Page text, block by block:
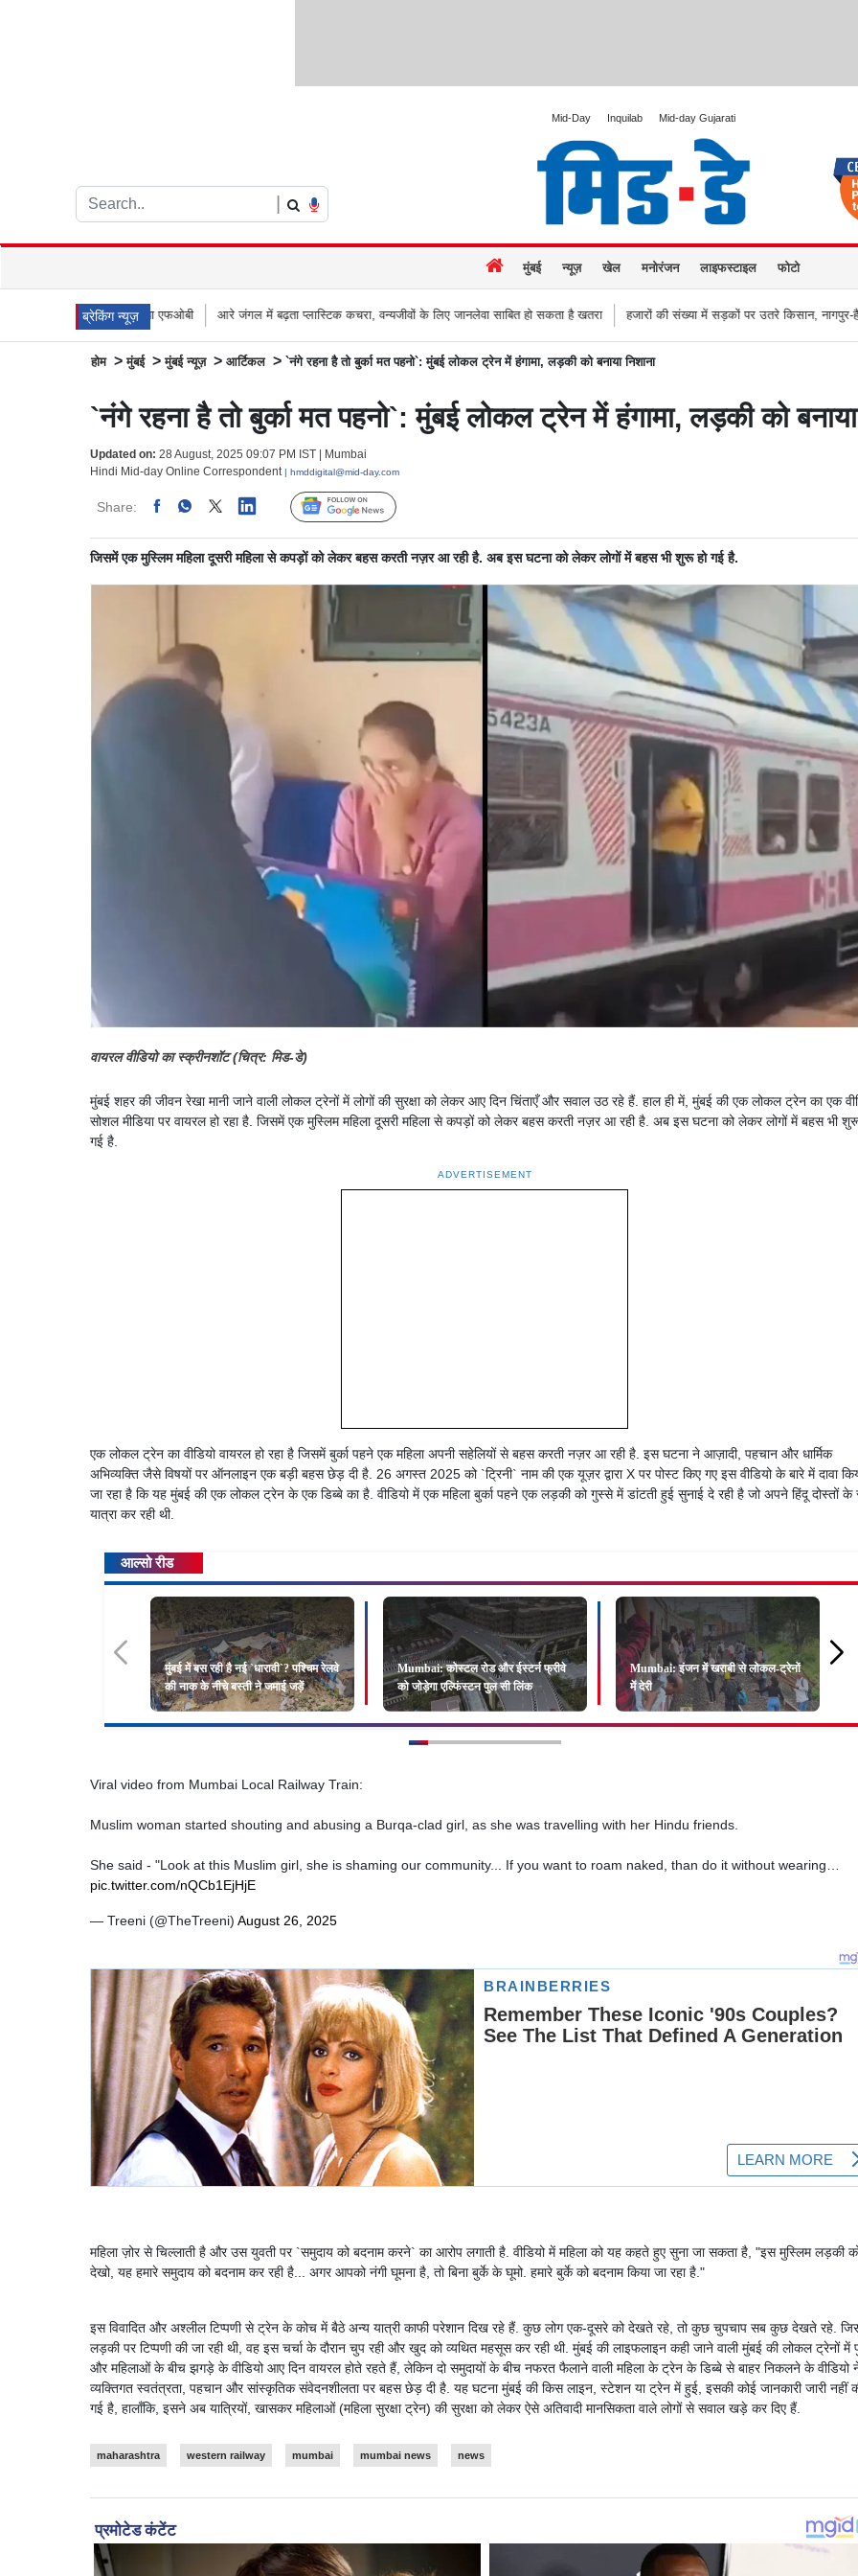
Mid-Day Inquilab Mid-day Gujarati
मुंबई न्यूज़ खेल मनोरंजन लाइफस्टाइल फोटो
ब्रेकिंग न्यूज़
66 मीटर लंबा एफओबी आरे जंगल में बढ़ता प्लास्टिक कचरा, वन्यजीवों के लिए जानलेवा साबित हो सकता है खतरा हजारों की संख्या में सड़कों पर उतरे किसान, नागपुर-हैदराबाद
होम >मुंबई >मुंबई न्यूज़ > आर्टिकल > `नंगे रहना है तो बुर्का मत पहनो`: मुंबई लोकल ट्रेन में हंगामा, लड़की को बनाया निशाना
`नंगे रहना है तो बुर्का मत पहनो`: मुंबई लोकल ट्रेन में हंगामा, लड़की को बनाया
Updated on: 28 August, 2025 09:07 PM IST | Mumbai
Hindi Mid-day Online Correspondent
| hmddigital@mid-day.com
Share: Linked Follow Us
जिसमें एक मुस्लिम महिला दूसरी महिला से कपड़ों को लेकर बहस करती नज़र आ रही है. अब इस घटना को लेकर लोगों में बहस भी शुरू हो गई है.
वायरल वीडियो का स्क्रीनशॉट (चित्र: मिड-डे)
मुंबई शहर की जीवन रेखा मानी जाने वाली लोकल ट्रेनों में लोगों की सुरक्षा को लेकर आए दिन चिंताएँ और सवाल उठ रहे हैं. हाल ही में, मुंबई की एक लोकल ट्रेन का एक
सोशल मीडिया पर वायरल हो रहा है. जिसमें एक मुस्लिम महिला दूसरी महिला से कपड़ों को लेकर बहस करती नज़र आ रही है. अब इस घटना को लेकर लोगों में बहस भी
गई है.
ADVERTISEMENT
एक लोकल ट्रेन का वीडियो वायरल हो रहा है जिसमें बुर्का पहने एक महिला अपनी सहेलियों से बहस करती नज़र आ रही है. इस घटना ने आज़ादी, पहचान और धार्मिक
अभिव्यक्ति जैसे विषयों पर ऑनलाइन एक बड़ी बहस छेड़ दी है. 26 अगस्त 2025 को `ट्रिनी` नाम की एक यूज़र द्वारा X पर पोस्ट किए गए इस वीडियो के बारे में दावा
जा रहा है कि यह मुंबई की एक लोकल ट्रेन के एक डिब्बे का है. वीडियो में एक महिला बुर्का पहने एक लड़की को गुस्से में डांटती हुई सुनाई दे रही है जो अपने हिंदू दोस्तों के
यात्रा कर रही थी.
आल्सो रीड
मुंबई में बस रही है नई `धारावी`? पश्चिम रेलवे
की नाक के नीचे बस्ती ने जमाई जड़ें
Mumbai: कोस्टल रोड और ईस्टर्न फ्रीवे
को जोड़ेगा एल्फिंस्टन पुल सी लिंक
Mumbai: इंजन में खराबी से लोकल-ट्रेनों
में देरी
Viral video from Mumbai Local Railway Train:
Muslim woman started shouting and abusing a Burqa-clad girl, as she was travelling with her Hindu friends.
She said - "Look at this Muslim girl, she is shaming our community... If you want to roam naked, than do it without wearing…
pic.twitter.com/nQCb1EjHjE
— Treeni (@TheTreeni) August 26, 2025
महिला ज़ोर से चिल्लाती है और उस युवती पर `समुदाय को बदनाम करने` का आरोप लगाती है. वीडियो में महिला को यह कहते हुए सुना जा सकता है, "इस मुस्लिम लड़की
देखो, यह हमारे समुदाय को बदनाम कर रही है... अगर आपको नंगी घूमना है, तो बिना बुर्के के घूमो. हमारे बुर्के को बदनाम किया जा रहा है."
इस विवादित और अश्लील टिप्पणी से ट्रेन के कोच में बैठे अन्य यात्री काफी परेशान दिख रहे हैं. कुछ लोग एक-दूसरे को देखते रहे, तो कुछ चुपचाप सब कुछ देखते रहे.
लड़की पर टिप्पणी की जा रही थी, वह इस चर्चा के दौरान चुप रही और खुद को व्यथित महसूस कर रही थी. मुंबई की लाइफलाइन कही जाने वाली मुंबई की लोकल ट्रेनों में
और महिलाओं के बीच झगड़े के वीडियो आए दिन वायरल होते रहते हैं, लेकिन दो समुदायों के बीच नफरत फैलाने वाली महिला के ट्रेन के डिब्बे से बाहर निकलने के वीडियो
व्यक्तिगत स्वतंत्रता, पहचान और सांस्कृतिक संवेदनशीलता पर बहस छेड़ दी है. यह घटना मुंबई की किस लाइन, स्टेशन या ट्रेन में हुई, इसकी कोई जानकारी जारी नहीं
गई है, हालाँकि, इसने अब यात्रियों, खासकर महिलाओं (महिला सुरक्षा ट्रेन) की सुरक्षा को लेकर ऐसे अतिवादी मानसिकता वाले लोगों से सवाल खड़े कर दिए हैं.
maharashtra western railway mumbai mumbai news news